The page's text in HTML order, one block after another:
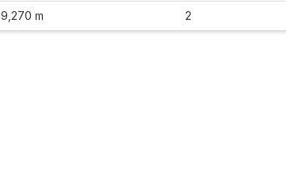
9,270 m 2